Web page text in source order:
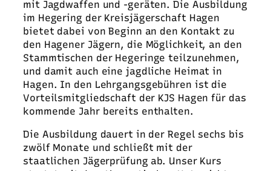
mit Jagdwaffen und -geräten. Die Ausbildung
im Hegering der Kreisjägerschaft Hagen
bietet dabei von Beginn an den Kontakt zu
den Hagener Jägern, die Möglichkeit, an den
Stammtischen der Hegeringe teilzunehmen,
und damit auch eine jagdliche Heimat in
Hagen. In den Lehrgangsgebühren ist die
Vorteilsmitgliedschaft der KJS Hagen für das
kommende Jahr bereits enthalten.
Die Ausbildung dauert in der Regel sechs bis
zwölf Monate und schließt mit der
staatlichen Jägerprüfung ab. Unser Kurs